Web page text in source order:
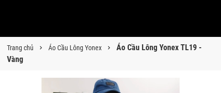
Trang chủ Áo Cầu Lông Yonex
Áo Cầu Lông Yonex TL19 -
Vàng